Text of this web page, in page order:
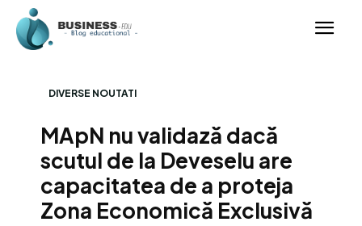
DIVERSE NOUTATI
MApN nu validază dacă
scutul de la Deveselu are
capacitatea de a proteja
Zona Economică Exclusivă